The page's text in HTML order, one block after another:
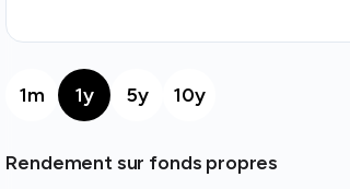
1m 1y 5y 10y
Rendement sur fonds propres